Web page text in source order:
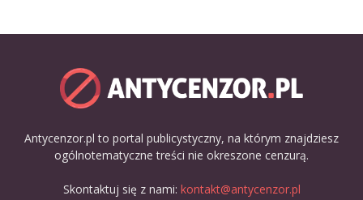
Antycenzor.pl to portal publicystyczny, na którym znajdziesz
ogólnotematyczne treści nie okreszone cenzurą.
Skontaktuj się z nami: kontakt@antycenzor.pl